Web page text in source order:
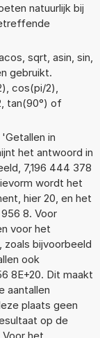
natuurlijk bij
sqrt, asin, sin,
gebruikt.
cos(pi/2),
tan(90°) of
in
het antwoord in
7,196 444 378
wordt het
hier 20, en het
8. Voor
voor het
bijvoorbeeld
ook
8E+20. Dit maakt
aantallen
plaats geen
op de
het